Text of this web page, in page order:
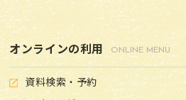
オンラインの利用 ONLINE MENU
資料検索・予約